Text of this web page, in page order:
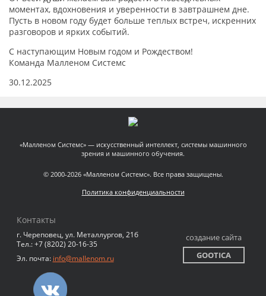
моментах, вдохновения и уверенности в завтрашнем дне.
Пусть в новом году будет больше теплых встреч, искренних
разговоров и ярких событий.
С наступающим Новым годом и Рождеством!
Команда Малленом Системс
30.12.2025
«Малленом Системс» — искусственный интеллект, системы машинного
зрения и машинного обучения.
© 2000-2026 «Малленом Системс». Все права защищены.
Политика конфиденциальности
Контакты
г. Череповец, ул. Металлургов, 21б
Тел.: +7 (8202) 20-16-35
Эл. почта: info@mallenom.ru
создание сайта
GOOTICA